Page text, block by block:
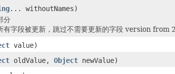
... withoutNames)
分
有字段被更新，跳过不需要更新的字段 version from
value)
oldValue, Object newValue)